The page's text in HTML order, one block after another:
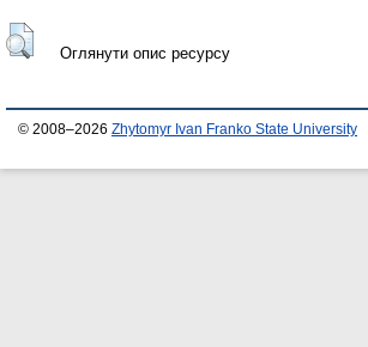
Оглянути опис ресурсу
© 2008–2026 Zhytomyr Ivan Franko State University